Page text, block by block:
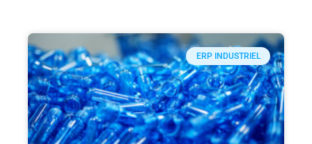
ERP INDUSTRIEL